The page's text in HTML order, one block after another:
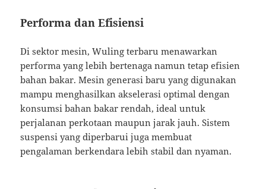
Performa dan Efisiensi
Di sektor mesin, Wuling terbaru menawarkan
performa yang lebih bertenaga namun tetap efisien
bahan bakar. Mesin generasi baru yang digunakan
mampu menghasilkan akselerasi optimal dengan
konsumsi bahan bakar rendah, ideal untuk
perjalanan perkotaan maupun jarak jauh. Sistem
suspensi yang diperbarui juga membuat
pengalaman berkendara lebih stabil dan nyaman.